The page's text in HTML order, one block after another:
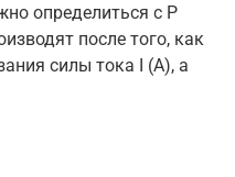
определиться с P
после того, как
силы тока I (А), а